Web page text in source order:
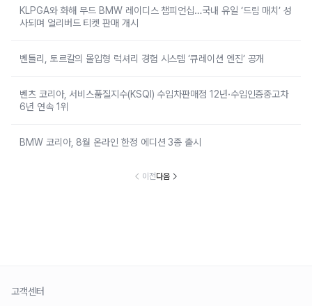
KLPGA와 화해 무드 BMW 레이디스 챔피언십…국내 유일 ‘드림 매치’ 성
사되며 얼리버드 티켓 판매 개시
벤틀리, 토르칼의 몰입형 럭셔리 경험 시스템 ‘큐레이션 엔진’ 공개
벤츠 코리아, 서비스품질지수(KSQI) 수입차판매점 12년·수입인증중고차
6년 연속 1위
BMW 코리아, 8월 온라인 한정 에디션 3종 출시
이전다음
고객센터